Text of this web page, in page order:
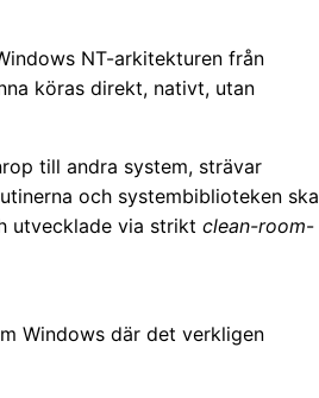
NT-arkitekturen från
köras direkt, nativt, utan
till andra system, strävar
och systembiblioteken ska
utvecklade via strikt clean-room-
Windows där det verkligen